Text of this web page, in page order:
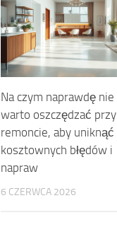
Na czym naprawdę nie
warto oszczędzać przy
remoncie, aby uniknąć
kosztownych błędów i
napraw
6 CZERWCA 2026